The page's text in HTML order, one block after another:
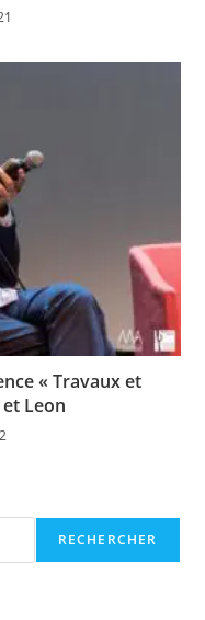
« Travaux et
Leon
RECHERCHER